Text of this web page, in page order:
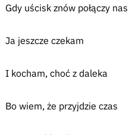
Gdy uścisk znów połączy nas
Ja jeszcze czekam
I kocham, choć z daleka
Bo wiem, że przyjdzie czas